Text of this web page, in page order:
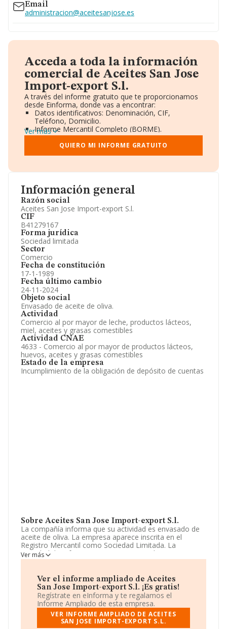
Información general
Razón social
Aceites San Jose Import-export S.l.
CIF
B41279167
Forma jurídica
Sociedad limitada
Sector
Comercio
Fecha de constitución
17-1-1989
Fecha último cambio
24-11-2024
Objeto social
Envasado de aceite de oliva.
Actividad
Comercio al por mayor de leche, productos lácteos,
miel, aceites y grasas comestibles
Actividad CNAE
4633 - Comercio al por mayor de productos lácteos,
huevos, aceites y grasas comestibles
Estado de la empresa
Incumplimiento de la obligación de depósito de cuentas
Sobre Aceites San Jose Import-export S.l.
La compañía informa que su actividad es envasado de
aceite de oliva. La empresa aparece inscrita en el
Registro Mercantil como Sociedad Limitada. La
actividad de referencia CNAE corresponde a 'Comercio
al por mayor de productos lácteos, huevos, aceites y
realiza actividad internacional tanto de importación
como exportación.
Ha contado con el mismo número de empleados y
según las cifras existentes en la base de datos de
INFORMA, el número de empleados ha estado por
encima de la media de sector.
Ver más
Ver el informe ampliado de Aceites
San Jose Import-export S.l. ¡Es gratis!
Regístrate en eInforma y te regalamos el
Informe Ampliado de esta empresa.
VER INFORME AMPLIADO DE ACEITES
SAN JOSE IMPORT-EXPORT S.L.
Email
administracion@aceitesanjose.es
Acceda a toda la información
comercial de Aceites San Jose
Import-export S.l.
A través del informe gratuito que te proporcionamos
desde Einforma, donde vas a encontrar:
Datos identificativos: Denominación, CIF,
Teléfono, Domicilio.
Informe Mercantil Completo (BORME).
Gráficos de Evolución Ventas y Empleados.
Consejo de Administración y Administradores.
Directivos y Ejecutivos.
Información oficial y registral complementaria.
Ver más
QUIERO MI INFORME GRATUITO